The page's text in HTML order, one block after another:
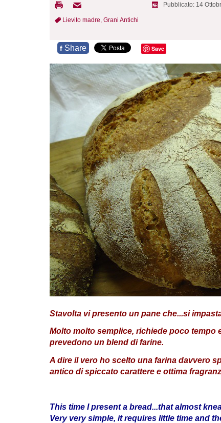
Pubblicato: 14
Lievito madre, Grani Antichi
f Share Save
Stavolta vi presento un pane che...si
Molto molto semplice, richiede poco tempo
prevedono un blend di farine.
A dire il vero ho scelto una farina davvero
antico di spiccato carattere e ottima
This time I present a bread...that almost
Very very simple, it requires little time and